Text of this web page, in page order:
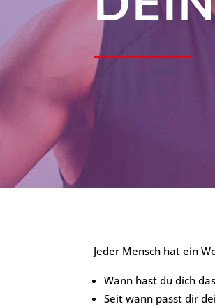
Jeder Mensch hat ein
Wann hast du dich
Seit wann passt dir